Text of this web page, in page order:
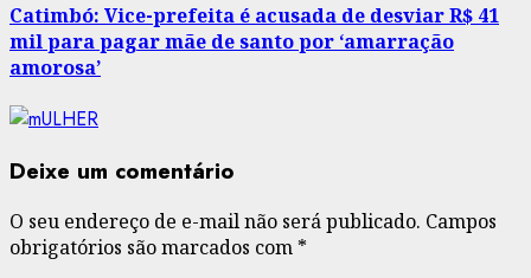
Catimbó: Vice-prefeita é acusada de desviar R$ 41
mil para pagar mãe de santo por ‘amarração
amorosa’
Deixe um comentário
O seu endereço de e-mail não será publicado. Campos
obrigatórios são marcados com *